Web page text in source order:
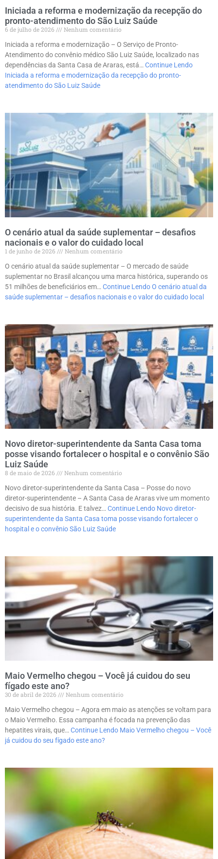
Iniciada a reforma e modernização da recepção do
pronto-atendimento do São Luiz Saúde
6 de julho de 2026
Nenhum comentário
Iniciada a reforma e modernização – O Serviço de Pronto-
Atendimento do convênio médico São Luiz Saúde, localizado nas
dependências da Santa Casa de Araras, está… Continue Lendo
Iniciada a reforma e modernização da recepção do pronto-
atendimento do São Luiz Saúde
O cenário atual da saúde suplementar – desafios
nacionais e o valor do cuidado local
1 de junho de 2026
Nenhum comentário
O cenário atual da saúde suplementar – O mercado de saúde
suplementar no Brasil alcançou uma marca histórica, superando os
51 milhões de beneficiários em… Continue LendoO cenário atual da
saúde suplementar – desafios nacionais e o valor do cuidado local
Novo diretor-superintendente da Santa Casa toma
posse visando fortalecer o hospital e o convênio São
Luiz Saúde
8 de maio de 2026
Nenhum comentário
Novo diretor-superintendente da Santa Casa – Posse do novo
diretor-superintendente – A Santa Casa de Araras vive um momento
decisivo de sua história. E talvez… Continue Lendo Novo diretor-
superintendente da Santa Casa toma posse visando fortalecer o
hospital e o convênio São Luiz Saúde
Maio Vermelho chegou – Você já cuidou do seu
fígado este ano?
30 de abril de 2026
Nenhum comentário
Maio Vermelho chegou – Agora em maio as atenções se voltam para
o Maio Vermelho. Essa campanha é focada na prevenção das
hepatites virais, que… Continue Lendo Maio Vermelho chegou – Você
já cuidou do seu fígado este ano?